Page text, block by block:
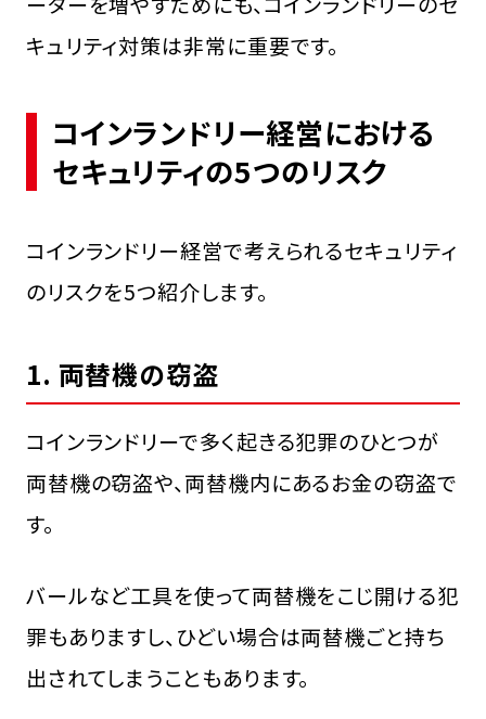
キュリティ対策は非常に重要です。
コインランドリー経営における
セキュリティの5つのリスク
コインランドリー経営で考えられるセキュリティ
のリスクを5つ紹介します。
1. 両替機の窃盗
コインランドリーで多く起きる犯罪のひとつが
両替機の窃盗や、両替機内にあるお金の窃盗で
す。
バールなど工具を使って両替機をこじ開ける犯
罪もありますし、ひどい場合は両替機ごと持ち
出されてしまうこともあります。